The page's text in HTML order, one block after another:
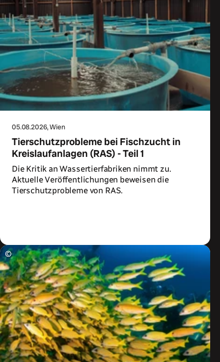
05.08.2026, Wien
Tierschutzprobleme bei Fischzucht in
Kreislaufanlagen (RAS) - Teil 1
Die Kritik an Wassertierfabriken nimmt zu.
Aktuelle Veröffentlichungen beweisen die
Tierschutzprobleme von RAS.
©